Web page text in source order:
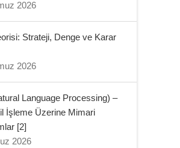
2026
Strateji, Denge ve Karar
2026
Language Processing) –
İşleme Üzerine Mimari
[2]
2026